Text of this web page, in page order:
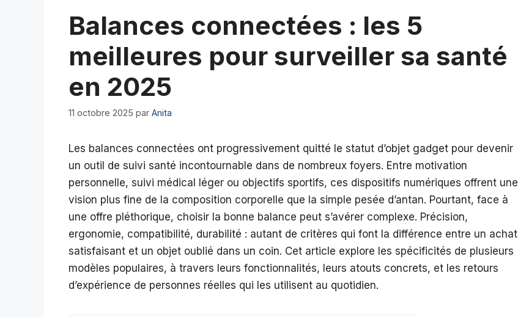
Balances connectées : les 5
meilleures pour surveiller sa santé
en 2025
11 octobre 2025 par Anita
Les balances connectées ont progressivement quitté le statut d’objet gadget pour devenir
un outil de suivi santé incontournable dans de nombreux foyers. Entre motivation
personnelle, suivi médical léger ou objectifs sportifs, ces dispositifs numériques offrent une
vision plus fine de la composition corporelle que la simple pesée d’antan. Pourtant, face à
une offre pléthorique, choisir la bonne balance peut s’avérer complexe. Précision,
ergonomie, compatibilité, durabilité : autant de critères qui font la différence entre un achat
satisfaisant et un objet oublié dans un coin. Cet article explore les spécificités de plusieurs
modèles populaires, à travers leurs fonctionnalités, leurs atouts concrets, et les retours
d’expérience de personnes réelles qui les utilisent au quotidien.